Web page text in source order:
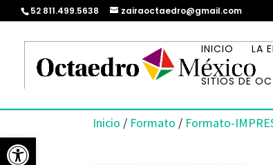
Abrir barra de herramientas
52 811.499.5638 zairaoctaedro@gmail.com
INICIO LA
SITIOS DE
Inicio / Formato / Formato-